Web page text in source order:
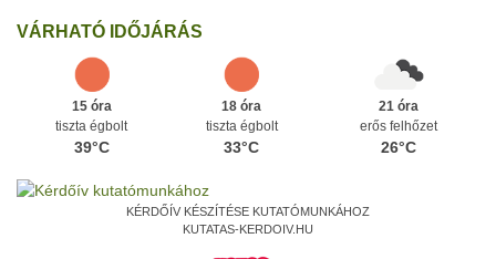
VÁRHATÓ IDŐJÁRÁS
15 óra
tiszta égbolt
39°C
18 óra
tiszta égbolt
33°C
21 óra
erős felhőzet
26°C
KÉRDŐÍV KÉSZÍTÉSE KUTATÓMUNKÁHOZ
KUTATAS-KERDOIV.HU